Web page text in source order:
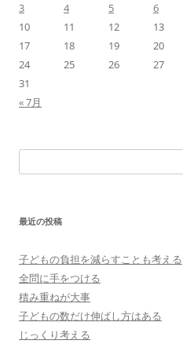
3
4 5 6
10
11 12 13
17
18 19 20
24
25 26 27
31
« 7月
索:
最近の投稿
子どもの負担を減らすことも考える
全問に手をつける
積み重ねが大事
子どもの数だけ伸ばし方はある
じっくり考える